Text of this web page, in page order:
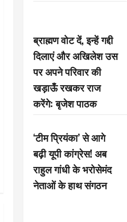
ब्राह्मण वोट दें, इन्हें गद्दी
दिलाएं और अखिलेश उस
पर अपने परिवार की
खड़ाऊँ रखकर राज
करेंगे: बृजेश पाठक
‘टीम प्रियंका’ से आगे
बढ़ी यूपी कांग्रेस! अब
राहुल गांधी के भरोसेमंद
नेताओं के हाथ संगठन